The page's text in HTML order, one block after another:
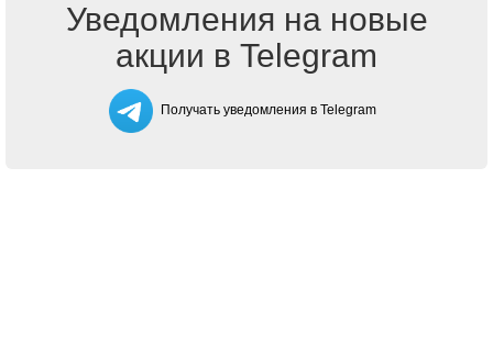
Уведомления на новые
акции в Telegram
Получать уведомления в Telegram